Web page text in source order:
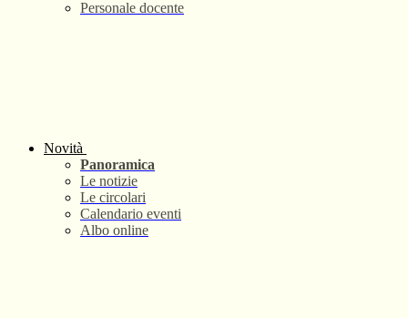
Personale docente
Novità
Panoramica
Le notizie
Le circolari
Calendario eventi
Albo online